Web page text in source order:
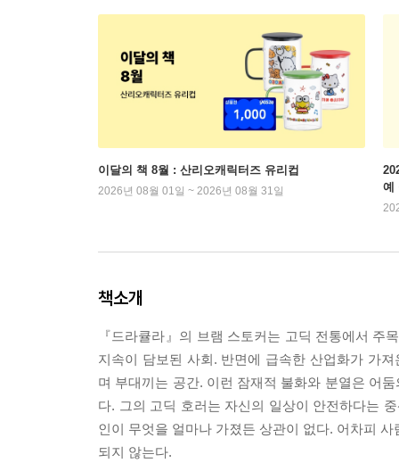
이달의 책 8월 : 산리오캐릭터즈 유리컵
2026년 08월 01일 ~ 2026년 08월 31일
예
책소개
『드라큘라』의 브램 스토커는 고딕 전통에서
지속이 담보된 사회. 반면에 급속한 산업화가 가
며 부대끼는 공간. 이런 잠재적 불화와 분열은 어
다. 그의 고딕 호러는 자신의 일상이 안전하다는
인이 무엇을 얼마나 가졌든 상관이 없다. 어차피
되지 않는다.